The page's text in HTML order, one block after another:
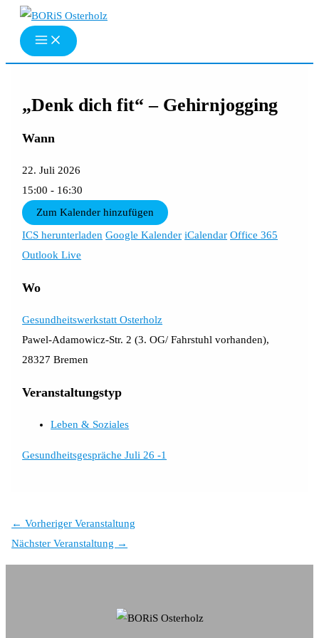
Zum
Inhalt
springen
„Denk dich fit“ – Gehirnjogging
Wann
22. Juli 2026
15:00 - 16:30
Zum Kalender hinzufügen
ICS herunterladen Google Kalender iCalendar Office 365
Outlook Live
Wo
Gesundheitswerkstatt Osterholz
Pawel-Adamowicz-Str. 2 (3. OG/ Fahrstuhl vorhanden),
28327 Bremen
Veranstaltungstyp
Leben & Soziales
Gesundheitsgespräche Juli 26 -1
← Vorheriger Veranstaltung
Nächster Veranstaltung →